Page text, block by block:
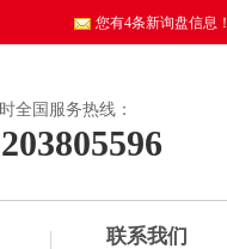
您有4条新询盘信息！
全国服务热线：
联系我们